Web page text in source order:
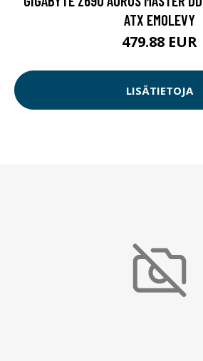
ATX EMOLEVY
479.88 EUR
LISÄTIETOJA